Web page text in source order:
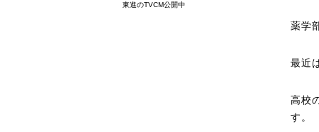
薬学
最近
高校
す。
東進のTVCM公開中